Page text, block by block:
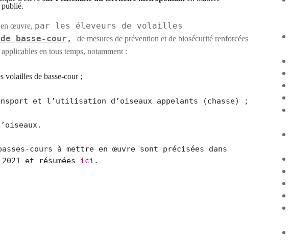
publié.
œuvre, par les éleveurs de volailles
basse-cour,
de mesures de prévention et de biosécurité renforcées
en tous temps, notamment :
volailles de basse-cour ;
et l’utilisation d’oiseaux appelants (chasse) ;
cours à mettre en œuvre sont précisées dans
et résumées ici .